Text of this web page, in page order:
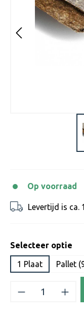
Op voorraad
Levertijd is ca.
Selecteer optie
1 Plaat Pallet